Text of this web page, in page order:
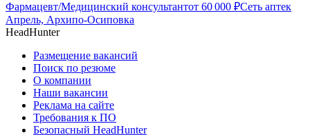
Фармацевт/Медицинский консультантот 60 000 ₽Сеть аптек
Апрель, Архипо-Осиповка
HeadHunter
Размещение вакансий
Поиск по резюме
О компании
Наши вакансии
Реклама на сайте
Требования к ПО
Безопасный HeadHunter